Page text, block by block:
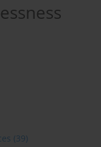
(39)